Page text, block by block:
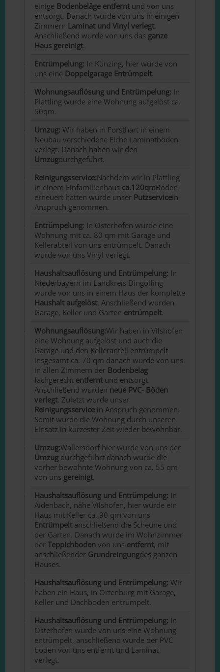
einige Bodenbeläge entferntund von uns
entsorgt. Danach wurde von uns in einigen
Zimmern Laminat und Vinyl verlegt.
Anschließend wurde von uns das ganze
Haus gereinigt.
Entrümpelung: In Künzing, hier wurde von
uns eine Doppelgarage Entrümpelt.
Wohnungsauflösung und Entrümpelung: In
Plattling wurde eine Wohnung aufgelöst ca.
50qm.
Umzug: Wir haben in Forsthart in einem
Neubau verschiedene Eiche Laminatböden
verlegt. Danach haben wir den
Umzugdurchgeführt.
Reinigungsservice:Nachdem wir in Plattling
in einem Einfamilienhaus ca.120qmBöden
erneuert hatten wurde unser Putzservicein
Anspruch genommen.
Entrümpelung: In Osterhofen wurde eine
Wohnung mit ca. 80 qm mit Garage und
Kellerabteil von uns entrümpelt. Danach
wurde von uns Vinyl verlegt.
Haushaltsauflösung und Entrümpelung: In
Niederbayern im Landkreis Dingolfing
wurde von uns in einem Haus der komplette
Haushalt aufgelöst. Anschließend wurden
Garage, Keller und Garten entrümpelt.
Wohnungsauflösung:Wir haben in Vilshofen
eine Wohnung aufgelöst und auch die
Garage und den Kelleranteil entrümpelt
insgesamt ca. 70 qm danach wurde von uns
in allen Zimmern der Bodenbelag
fachgerecht entfernt und entsorgt.
Anschließend wurden neue PVC- Böden
verlegt. Zuletzt wurde unser
Reinigungsservice in Anspruch genommen.
Somit wurde die Wohnung durch unseren
Einsatz in kürzester Zeit wieder bewohnbar.
Umzug:Wallersdorf hier wurde von uns der
Umzug durchgeführt danach wurde die
vorher bewohnte Wohnung von ca. 55 qm
von uns gereinigt.
Haushaltsauflösung und Entrümpelung: In
Aidenbach, nähe Vilshofen, hier wurde ein
Haus mit Keller ca. 90 qm von uns
Entrümpelt anschließend die Scheune und
der Garten. Danach wurde im Wohnzimmer
derTeppichboden von uns entfernt, mit
anschließender Grundreingungdes ganzen
Hauses.
Haushaltsauflösung und Entrümpelung: Wir
haben ein Haus, in Ortenburg mit Garage,
Keller und Dachboden entrümpelt.
Haushaltsauflösung und Entrümpelung: In
Osterhofen wurde von uns eine Wohnung
entrümpelt, anschließend wurde der PVC
boden von uns entfernt und Laminat
verlegt.